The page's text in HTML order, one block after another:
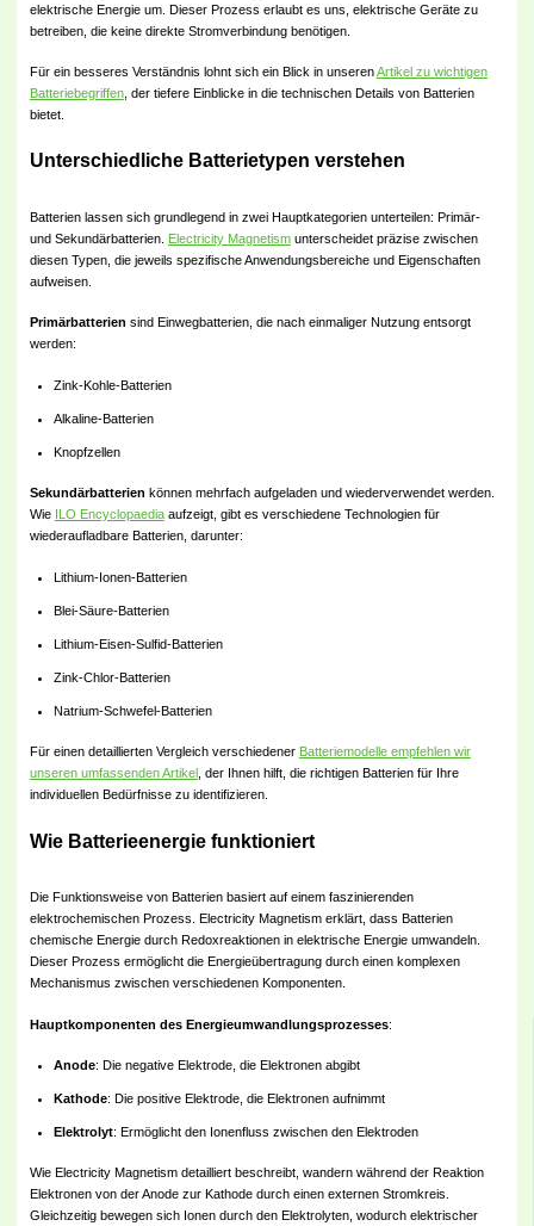
elektrische Energie um. Dieser Prozess erlaubt es uns, elektrische Geräte zu
betreiben, die keine direkte Stromverbindung benötigen.
Für ein besseres Verständnis lohnt sich ein Blick in unserenArtikel zu wichtigen
Batteriebegriffen, der tiefere Einblicke in die technischen Details von Batterien
bietet.
Unterschiedliche Batterietypen verstehen
Batterien lassen sich grundlegend in zwei Hauptkategorien unterteilen: Primär-
und Sekundärbatterien. Electricity Magnetismunterscheidet präzise zwischen
diesen Typen, die jeweils spezifische Anwendungsbereiche und Eigenschaften
aufweisen.
Primärbatterien sind Einwegbatterien, die nach einmaliger Nutzung entsorgt
werden:
Zink-Kohle-Batterien
Alkaline-Batterien
Knopfzellen
Sekundärbatterien können mehrfach aufgeladen und wiederverwendet werden.
Wie
ILO Encyclopaediaaufzeigt, gibt es verschiedene Technologien für
wiederaufladbare Batterien, darunter:
Lithium-Ionen-Batterien
Blei-Säure-Batterien
Lithium-Eisen-Sulfid-Batterien
Zink-Chlor-Batterien
Natrium-Schwefel-Batterien
Für einen detaillierten Vergleich verschiedener Batteriemodelle empfehlen wir
unseren umfassenden Artikel, der Ihnen hilft, die richtigen Batterien für Ihre
individuellen Bedürfnisse zu identifizieren.
Wie Batterieenergie funktioniert
Die Funktionsweise von Batterien basiert auf einem faszinierenden
elektrochemischen Prozess. Electricity Magnetism erklärt, dass Batterien
chemische Energie durch Redoxreaktionen in elektrische Energie umwandeln.
Dieser Prozess ermöglicht die Energieübertragung durch einen komplexen
Mechanismus zwischen verschiedenen Komponenten.
Hauptkomponenten des Energieumwandlungsprozesses:
Anode: Die negative Elektrode, die Elektronen abgibt
Kathode: Die positive Elektrode, die Elektronen aufnimmt
Elektrolyt: Ermöglicht den Ionenfluss zwischen den Elektroden
Wie Electricity Magnetism detailliert beschreibt, wandern während der Reaktion
Elektronen von der Anode zur Kathode durch einen externen Stromkreis.
Gleichzeitig bewegen sich Ionen durch den Elektrolyten, wodurch elektrischer